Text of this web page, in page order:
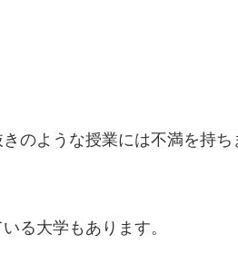
のような授業には不満を持
る大学もあります。